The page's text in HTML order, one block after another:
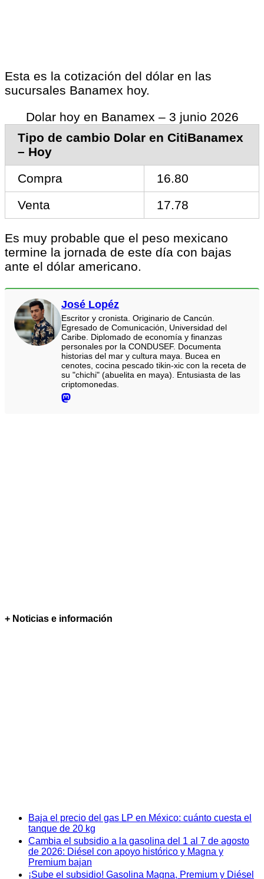
Esta es la cotización del dólar en las
sucursales Banamex hoy.
Dolar hoy en Banamex – 3 junio 2026
Tipo de cambio Dolar en CitiBanamex
– Hoy
Compra
16.80
Venta
17.78
Es muy probable que el peso mexicano
termine la jornada de este día con bajas
ante el dólar americano.
José Lopéz
Escritor y cronista. Originario de Cancún.
Egresado de Comunicación, Universidad del
Caribe. Diplomado de economía y finanzas
personales por la CONDUSEF. Documenta
historias del mar y cultura maya. Bucea en
cenotes, cocina pescado tikin-xic con la receta de
su "chichi" (abuelita en maya). Entusiasta de las
criptomonedas.
+ Noticias e información
Baja el precio del gas LP en México: cuánto cuesta el
tanque de 20 kg
Cambia el subsidio a la gasolina del 1 al 7 de agosto
de 2026: Diésel con apoyo histórico y Magna y
Premium bajan
¡Sube el subsidio! Gasolina Magna, Premium y Diésel